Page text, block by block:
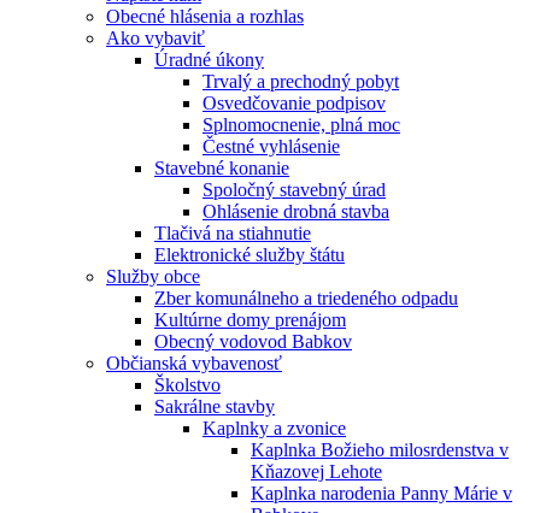
Obecné hlásenia a rozhlas
Ako vybaviť
Úradné úkony
Trvalý a prechodný pobyt
Osvedčovanie podpisov
Splnomocnenie, plná moc
Čestné vyhlásenie
Stavebné konanie
Spoločný stavebný úrad
Ohlásenie drobná stavba
Tlačivá na stiahnutie
Elektronické služby štátu
Služby obce
Zber komunálneho a triedeného odpadu
Kultúrne domy prenájom
Obecný vodovod Babkov
Občianská vybavenosť
Školstvo
Sakrálne stavby
Kaplnky a zvonice
Kaplnka Božieho milosrdenstva v
Kňazovej Lehote
Kaplnka narodenia Panny Márie v